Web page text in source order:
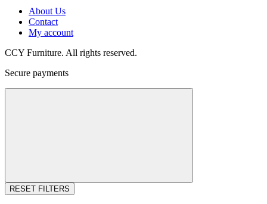
About Us
Contact
My account
CCY Furniture. All rights reserved.
Secure payments
RESET FILTERS